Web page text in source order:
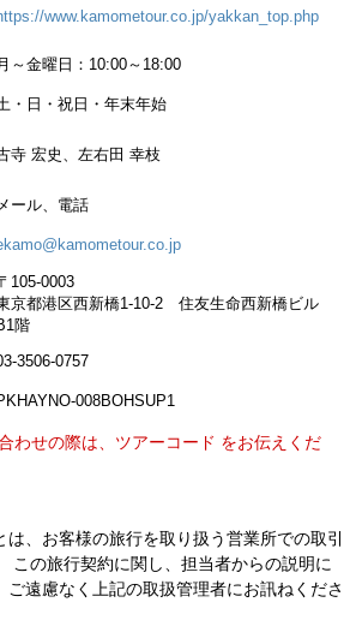
www.kamometour.co.jp/yakkan_top.php
月～金曜日：10:00～18:00
・日・祝日・年末年始
寺 宏史、左右田 幸枝
メール、電話
105-0003
京都港区西新橋1-10-2 住友生命西新橋ビル
階
3506-0757
008BOHSUP1
わせの際は、ツアーコード をお伝えくだ
、お客様の旅行を取り扱う営業所での取引
この旅行契約に関し、担当者からの説明に
ご遠慮なく上記の取扱管理者にお訊ねくださ